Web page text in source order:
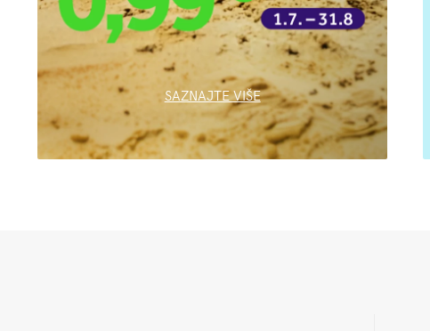
SAZNAJTE VIŠE